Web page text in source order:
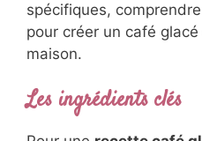
spécifiques,
pour créer un café
maison.
Les ingrédients clés